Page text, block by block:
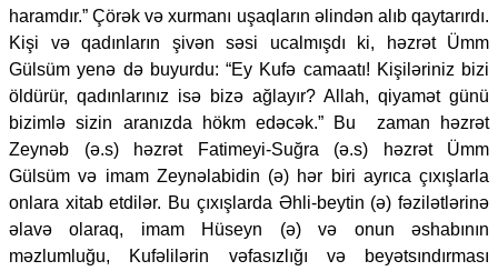
haramdır.” Çörək və xurmanı uşaqların əlindən alıb qaytarırdı.
Kişi və qadınların şivən səsi ucalmışdı ki, həzrət Ümm
Gülsüm yenə də buyurdu: “Ey Kufə camaatı! Kişiləriniz bizi
öldürür, qadınlarınız isə bizə ağlayır? Allah, qiyamət günü
bizimlə sizin aranızda hökm edəcək.” Bu zaman həzrət
Zeynəb (ə.s) həzrət Fatimeyi-Suğra (ə.s) həzrət Ümm
Gülsüm və imam Zeynəlabidin (ə) hər biri ayrıca çıxışlarla
onlara xitab etdilər. Bu çıxışlarda Əhli-beytin (ə) fəzilətlərinə
əlavə olaraq, imam Hüseyn (ə) və onun əshabının
məzlumluğu, Kufəlilərin vəfasızlığı və beyətsındırması